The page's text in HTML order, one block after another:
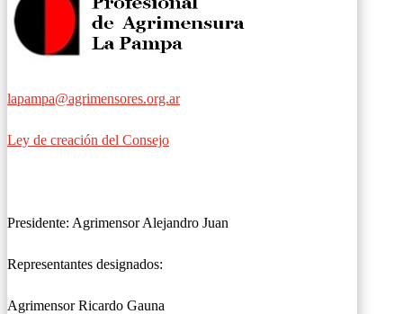
lapampa@agrimensores.org.ar
Ley de creación del Consejo
Presidente: Agrimensor Alejandro Juan
Representantes designados:
Agrimensor Ricardo Gauna